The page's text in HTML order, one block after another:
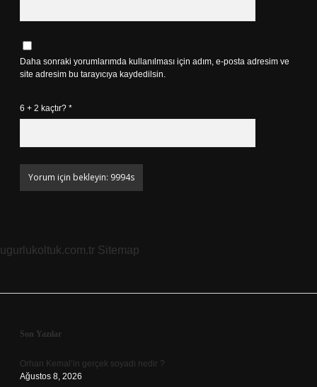
Daha sonraki yorumlarımda kullanılması için adım, e-posta adresim ve
site adresim bu tarayıcıya kaydedilsin.
6 + 2 kaçtır? *
ugurlukoltuk.com.tr Sitemap
Sidebar
Son Yazılar
Orhan Kemal’in gerçek soyadı nedir ?
Ağustos 8, 2026